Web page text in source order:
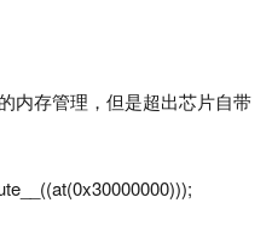
内存管理，但是超出芯片自带